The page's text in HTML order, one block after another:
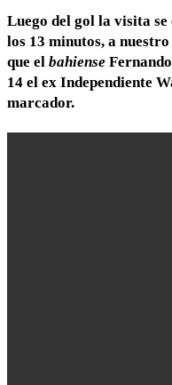
Luego del gol la visita
los 13 minutos, a
que el bahiense
14 el ex Independiente
marcador.